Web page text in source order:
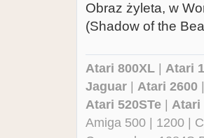
Obraz żyleta, w
(Shadow of the
Atari 800XL | Atari
Jaguar | Atari 2600
Atari 520STe | Atari
Amiga 500 | 1200 |